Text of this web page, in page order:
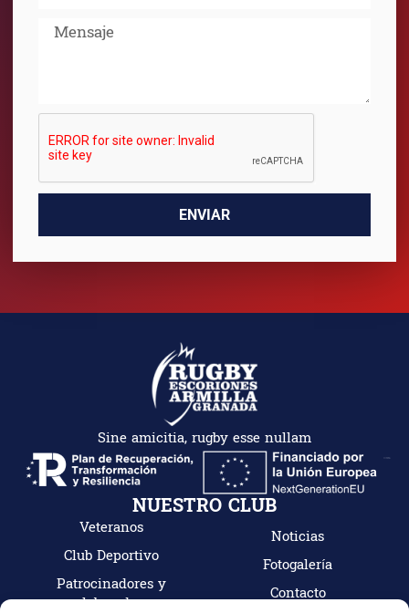
ENVIAR
Sine amicitia, rugby esse nullam
NUESTRO CLUB
Veteranos
Club Deportivo
Patrocinadores y
colaboradores
Noticias
Fotogalería
Contacto